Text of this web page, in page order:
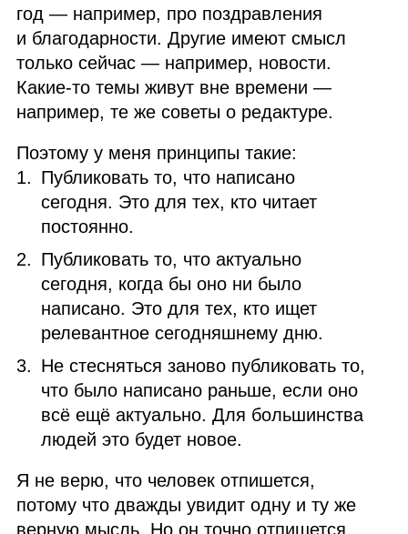
год — например, про поздравления
и благодарности. Другие имеют смысл
только сейчас — например, новости.
Какие‑то темы живут вне времени —
например, те же советы о редактуре.
Поэтому у меня принципы такие:
Публиковать то, что написано
сегодня. Это для тех, кто читает
постоянно.
Публиковать то, что актуально
сегодня, когда бы оно ни было
написано. Это для тех, кто ищет
релевантное сегодняшнему дню.
Не стесняться заново публиковать то,
что было написано раньше, если оно
всё ещё актуально. Для большинства
людей это будет новое.
Я не верю, что человек отпишется,
потому что дважды увидит одну и ту же
верную мысль. Но он точно отпишется,